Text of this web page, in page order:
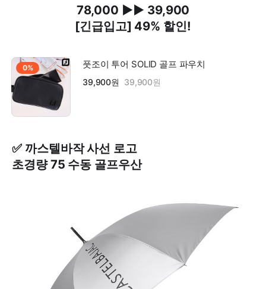
78,000 ▶▶ 39,900
[긴급입고] 49% 할인!
0% 풋조이 투어 SOLID 골프 파우치
39,900원 39,900원
✅ 까스텔바작 사선 로고
초경량 75 수동 골프우산